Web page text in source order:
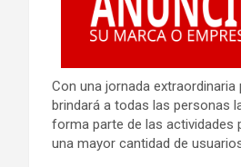
Con una jornada
brindará a todas las personas
forma parte de las actividades
una mayor cantidad de